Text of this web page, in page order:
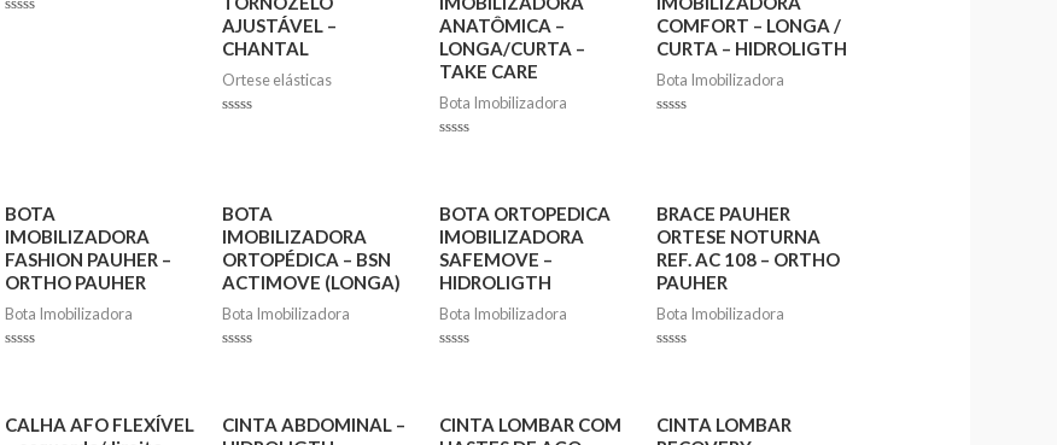
AJUSTÁVEL –
CHANTAL
Ortese elásticas
ANATÔMICA –
LONGA/CURTA –
TAKE CARE
Bota Imobilizadora
5
COMFORT – LONGA /
CURTA – HIDROLIGTH
Bota Imobilizadora
BOTA
IMOBILIZADORA
FASHION PAUHER –
ORTHO PAUHER
Bota Imobilizadora
5
BOTA
IMOBILIZADORA
ORTOPÉDICA – BSN
ACTIMOVE (LONGA)
Bota Imobilizadora
5
BOTA ORTOPEDICA
IMOBILIZADORA
SAFEMOVE –
HIDROLIGTH
Bota Imobilizadora
5
BRACE PAUHER
ORTESE NOTURNA
REF. AC 108 – ORTHO
PAUHER
Bota Imobilizadora
5
CALHA AFO FLEXÍVEL
CINTA ABDOMINAL –
CINTA LOMBAR COM
CINTA LOMBAR